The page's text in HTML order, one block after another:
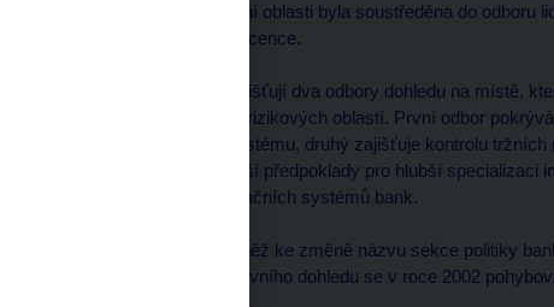
řízení v licenční i sankční oblasti byla soustředěna do odboru
agendu bank po odnětí licence.
Dohled na místě pak zajišťují dva odbory dohledu na místě,
na kontrolu jednotlivých rizikových oblastí. První odbor
řídicího a kontrolního systému, druhý zajišťuje kontrolu
uspořádání vytvořilo lepší předpoklady pro hlubší specializaci
dohledu v oblasti informačních systémů bank.
Od 1. 1. 2002 došlo rovněž ke změně názvu sekce politiky
Počet pracovníků bankovního dohledu se v roce 2002